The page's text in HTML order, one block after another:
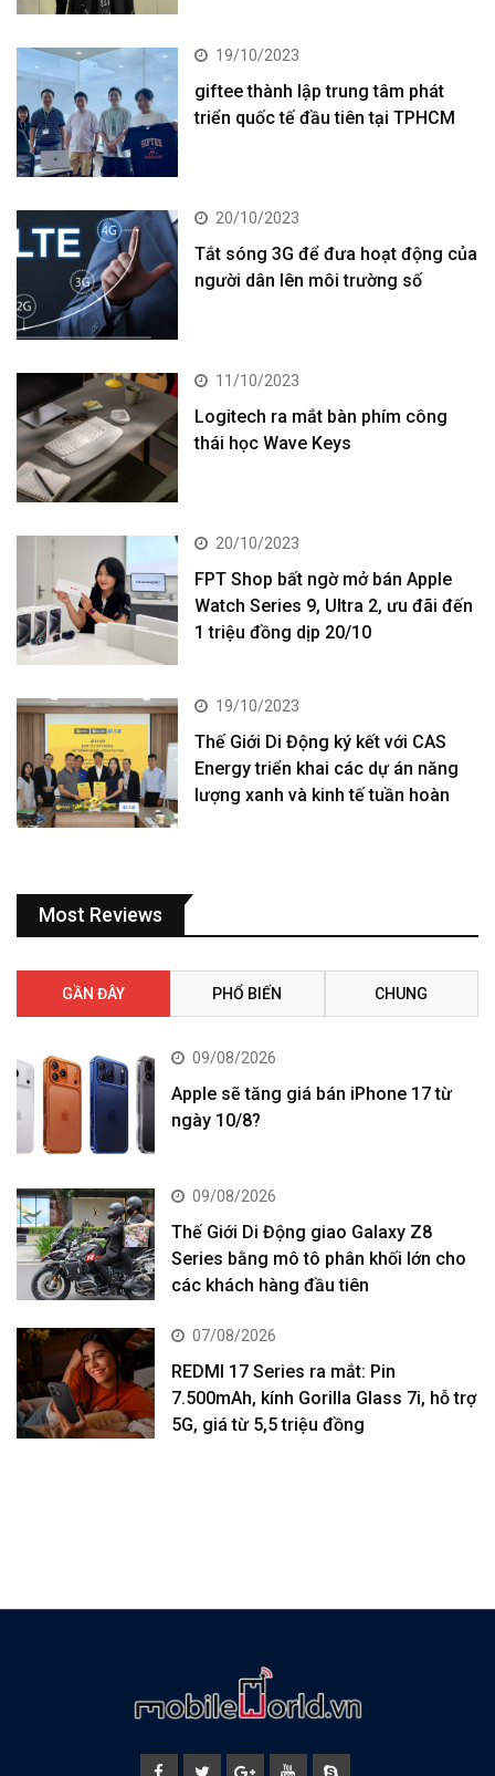
19/10/2023
giftee thành lập trung tâm phát
triển quốc tế đầu tiên tại TPHCM
20/10/2023
Tắt sóng 3G để đưa hoạt động của
người dân lên môi trường số
11/10/2023
Logitech ra mắt bàn phím công
thái học Wave Keys
20/10/2023
FPT Shop bất ngờ mở bán Apple
Watch Series 9, Ultra 2, ưu đãi đến
1 triệu đồng dịp 20/10
19/10/2023
Thế Giới Di Động ký kết với CAS
Energy triển khai các dự án năng
lượng xanh và kinh tế tuần hoàn
Most Reviews
GẦN ĐÂY PHỔ BIẾN CHUNG
09/08/2026
Apple sẽ tăng giá bán iPhone 17 từ
ngày 10/8?
09/08/2026
Thế Giới Di Động giao Galaxy Z8
Series bằng mô tô phân khối lớn cho
các khách hàng đầu tiên
07/08/2026
REDMI 17 Series ra mắt: Pin
7.500mAh, kính Gorilla Glass 7i, hỗ trợ
5G, giá từ 5,5 triệu đồng